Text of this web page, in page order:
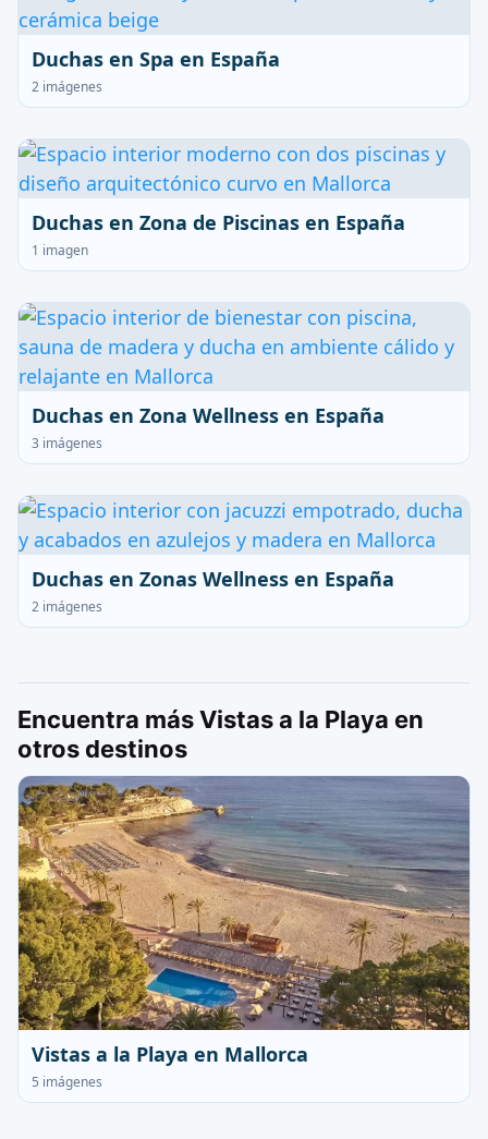
Duchas en Spa en España
2 imágenes
Duchas en Zona de Piscinas en España
1 imagen
Duchas en Zona Wellness en España
3 imágenes
Duchas en Zonas Wellness en España
2 imágenes
Encuentra más Vistas a la Playa en
otros destinos
Vistas a la Playa en Mallorca
5 imágenes